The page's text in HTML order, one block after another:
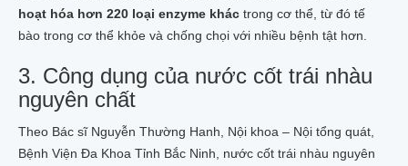
hoạt hóa hơn 220 loại enzyme khác trong cơ thể, từ đó tế
bào trong cơ thể khỏe và chống chọi với nhiều bệnh tật hơn.
3. Công dụng của nước cốt trái nhàu
nguyên chất
Theo Bác sĩ Nguyễn Thường Hanh, Nội khoa – Nội tổng quát,
Bệnh Viện Đa Khoa Tỉnh Bắc Ninh, nước cốt trái nhàu nguyên